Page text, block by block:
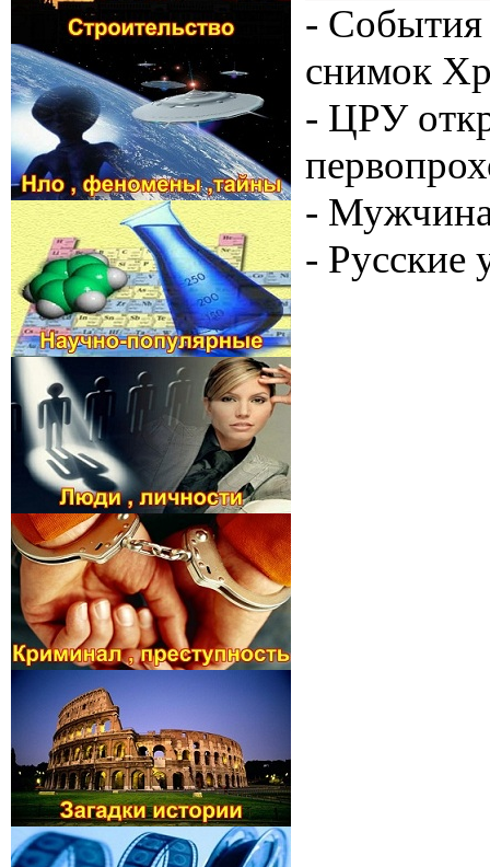
- События
снимок
- ЦРУ
- Мужчина
- Русские